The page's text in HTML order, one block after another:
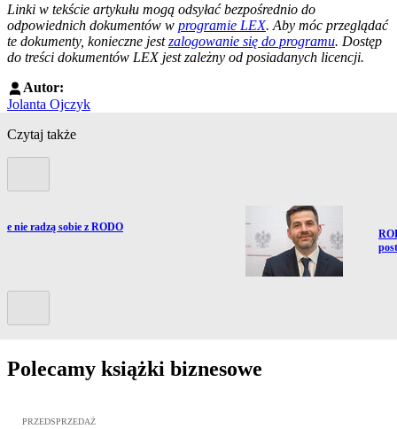
Linki w tekście artykułu mogą odsyłać bezpośrednio do
odpowiednich dokumentów w programie LEX. Aby móc przeglądać
te dokumenty, konieczne jestzalogowanie się do programu. Dostęp
do treści dokumentów LEX jest zależny od posiadanych licencji.
Autor:
Jolanta Ojczyk
Czytaj także
nie radzą sobie z RODO
Polecamy książki biznesowe
Przejdź do: Dyrektywa NIS2. Komentarz [PRZEDSPRZEDAŻ],
PRZEDSPRZEDAŻ